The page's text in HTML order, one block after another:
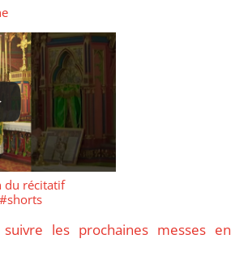
du récitatif
les prochaines messes en